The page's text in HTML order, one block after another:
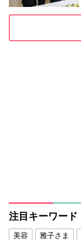
注目キーワード
美容 雅子さま